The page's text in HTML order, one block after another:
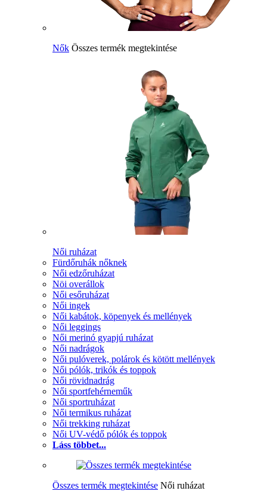
Nők Összes termék megtekintése
Női ruházat
Fürdőruhák nőknek
Női edzőruházat
Nöi overállok
Női esőruházat
Női ingek
Női kabátok, köpenyek és mellények
Női leggings
Női merinó gyapjú ruházat
Női nadrágok
Női pulóverek, polárok és kötött mellények
Női pólók, trikók és toppok
Női rövidnadrág
Női sportfehérneműk
Női sportruházat
Női termikus ruházat
Női trekking ruházat
Női UV-védő pólók és toppok
Láss többet...
Összes termék megtekintése Női ruházat